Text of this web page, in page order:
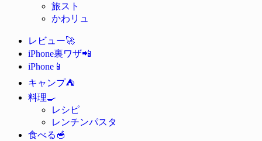
旅スト
かわリュ
レビュー🚀
iPhone裏ワザ📲
iPhone 📱
キャンプ⛺
料理🍳
レシピ
レンチンパスタ
食べる 🥣